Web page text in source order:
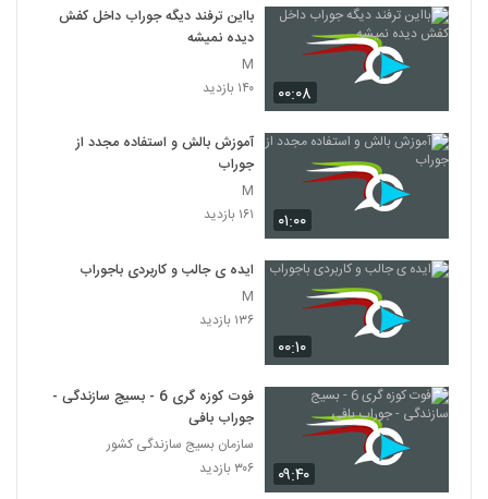
۰۰:۰۸
بااین ترفند دیگه جوراب داخل کفش
دیده نمیشه
M
۱۴۰ بازدید
۰۱:۰۰
آموزش بالش و استفاده مجدد از
جوراب
M
۱۶۱ بازدید
۰۰:۱۰
ایده ی جالب و کاربردی باجوراب
M
۱۳۶ بازدید
۰۹:۴۰
فوت کوزه گری 6 - بسیج سازندگی -
جوراب بافی
سازمان بسیج سازندگی کشور
۳۰۶ بازدید